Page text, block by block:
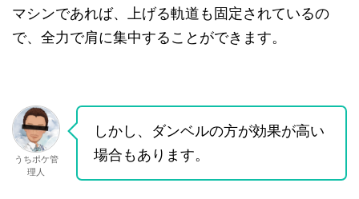
マシンであれば、上げる軌道も固定されているの
で、全力で肩に集中することができます。
うちポケ管
理人
しかし、ダンベルの方が効果が高い
場合もあります。